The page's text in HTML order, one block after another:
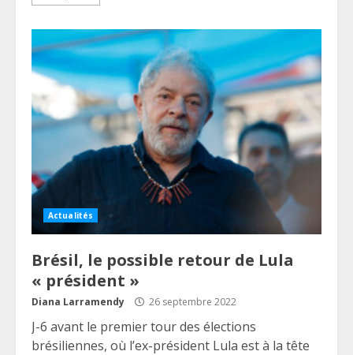
Actualités
Brésil, le possible retour de Lula
« président »
Diana Larramendy 26 septembre 2022
J-6 avant le premier tour des élections
brésiliennes, où l’ex-président Lula est à la tête